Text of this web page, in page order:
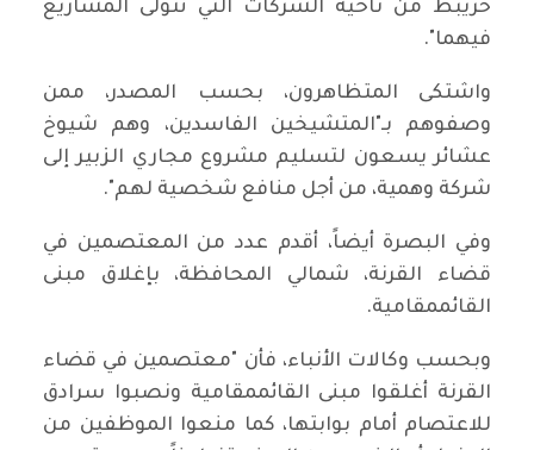
خريبط من ناحية الشركات التي تتولى المشاريع
فيهما".
واشتكى المتظاهرون، بحسب المصدر، ممن
وصفوهم بـ"المتشيخين الفاسدين، وهم شيوخ
عشائر يسعون لتسليم مشروع مجاري الزبير إلى
شركة وهمية، من أجل منافع شخصية لهم".
وفي البصرة أيضاً، أقدم عدد من المعتصمين في
قضاء القرنة، شمالي المحافظة، بإغلاق مبنى
القائممقامية.
وبحسب وكالات الأنباء، فأن "معتصمين في قضاء
القرنة أغلقوا مبنى القائممقامية ونصبوا سرادق
للاعتصام أمام بوابتها، كما منعوا الموظفين من